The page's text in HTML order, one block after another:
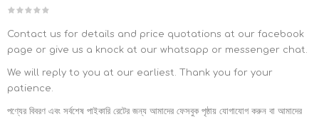
Contact us for details and price quotations at our facebook
page or give us a knock at our whatsapp or messenger chat.
We will reply to you at our earliest. Thank you for your
patience.
পণ্যের বিবরণ এবং সর্বশেষ পাইকারি রেটের জন্য আমাদের ফেসবুক পৃষ্ঠায় যোগাযোগ করুন বা আমাদের